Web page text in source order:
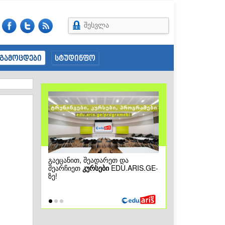
შესვლა
გამოცდები სტუდინფო